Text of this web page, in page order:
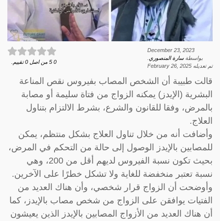
December 23, 2023
بواسطةسارة المنصوري
تم تعديله February 26, 2025
0
5 من اصل 0 تقييم.
قالت طبيبة أن الشخص المصاب بفيروس نقص المناعة
البشرية (الإيدز) يمكنه الزواج من فتاة سليمة أو مصابة
بالمرض، وفقا للقانون والشرع، بشرط الالتزام بتناول
العلاج.
وأضافت أنه من خلال تناول العلاج بشكل منتظم، يمكن
للمصابين بالإيدز الوصول إلى حالة من التحكم في المرض،
بحيث تكون نسبة الفيروس لديهم أقل من 200، وهي
نسبة تعتبر منخفضة للغاية ولا تشكل خطرًا على الآخرين.
وأوضحت أن الزواج قرار شخصي، وأن هناك العديد من
الفتيات يوافقن على الزواج من شخص مصاب بالإيدز، كما
أن هناك العديد من الأزواج المصابين بالإيدز الذين يعيشون